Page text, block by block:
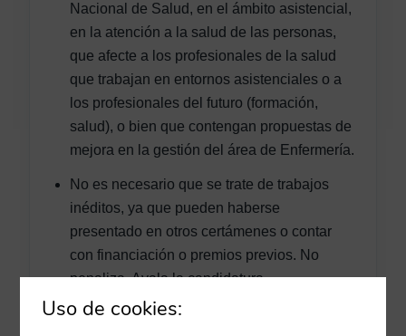
Nacional de Salud, en el ámbito asistencial,
en la atención a la salud de las personas,
que afecte a los profesionales de la salud
que trabajan en entornos asistenciales o a
los profesionales del futuro (formación,
salud), o bien que contengan propuestas de
mejora en la gestión del área de Enfermería.
No es necesario que se trate de trabajos
inéditos, ya que pueden haberse
presentado en otros certámenes o contar
con financiación o premios previos. No
penaliza. Avala la candidatura.
Las propuestas tienen que presentarse
Uso de cookies: